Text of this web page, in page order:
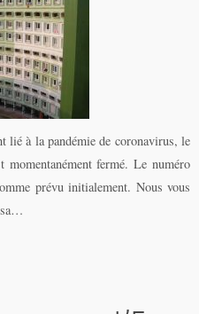
lié à la pandémie de coronavirus, le
fermé. Le numéro
prévu initialement. Nous vous
sa…